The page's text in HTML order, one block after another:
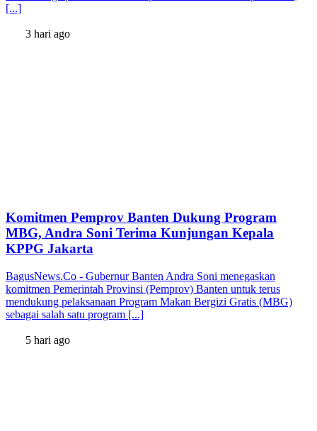
[...]
3 hari ago
Komitmen Pemprov Banten Dukung Program
MBG, Andra Soni Terima Kunjungan Kepala
KPPG Jakarta
BagusNews.Co - Gubernur Banten Andra Soni menegaskan
komitmen Pemerintah Provinsi (Pemprov) Banten untuk terus
mendukung pelaksanaan Program Makan Bergizi Gratis (MBG)
sebagai salah satu program [...]
5 hari ago